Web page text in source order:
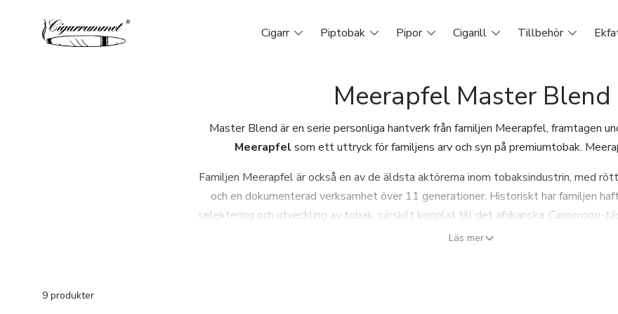
Cigarr Piptobak Pipor Cigarill Tillbehör
Meerapfel Master Blend
Master Blend är en serie personliga hantverk från familjen Meerapfel, framtagen
Meerapfel som ett uttryck för familjens arv och syn på premiumtobak.
Familjen Meerapfel är också en av de äldsta aktörerna inom tobaksindustrin, med
och en dokumenterad verksamhet över 11 generationer. Historiskt har familjen
selektering och utveckling av tobak, särskilt kopplat till det afrikanska Cameroon-
de ledande aktörerna globalt.
Läs mer
9 produkter